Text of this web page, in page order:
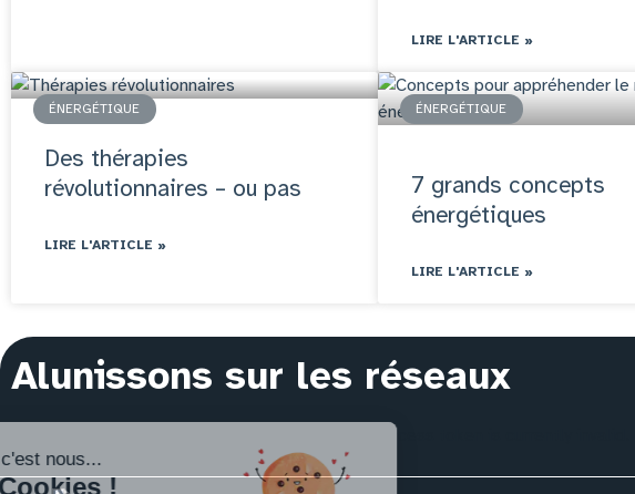
LIRE L'ARTICLE »
ÉNERGÉTIQUE
Des thérapies
révolutionnaires – ou pas
LIRE L'ARTICLE »
ÉNERGÉTIQUE
7 grands concepts
énergétiques
LIRE L'ARTICLE »
Alunissons sur les réseaux
The access token could not be decrypted. Your access token is currently invalid.